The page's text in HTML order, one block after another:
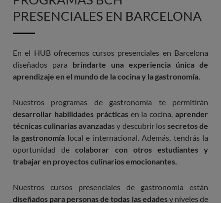
PRESENCIALES EN BARCELONA
En el HUB ofrecemos cursos presenciales en Barcelona
diseñados para brindarte una experiencia única de
aprendizaje en el mundo de la cocina y la gastronomía.
Nuestros programas de gastronomía te permitirán
desarrollar habilidades prácticas en la cocina, aprender
técnicas culinarias avanzadas y descubrir los secretos de
la gastronomía local e internacional. Además, tendrás la
oportunidad decolaborar con otros estudiantes y
trabajar en proyectos culinarios emocionantes.
Nuestros cursos presenciales de gastronomía están
diseñados para personas de todas las edadesy niveles de